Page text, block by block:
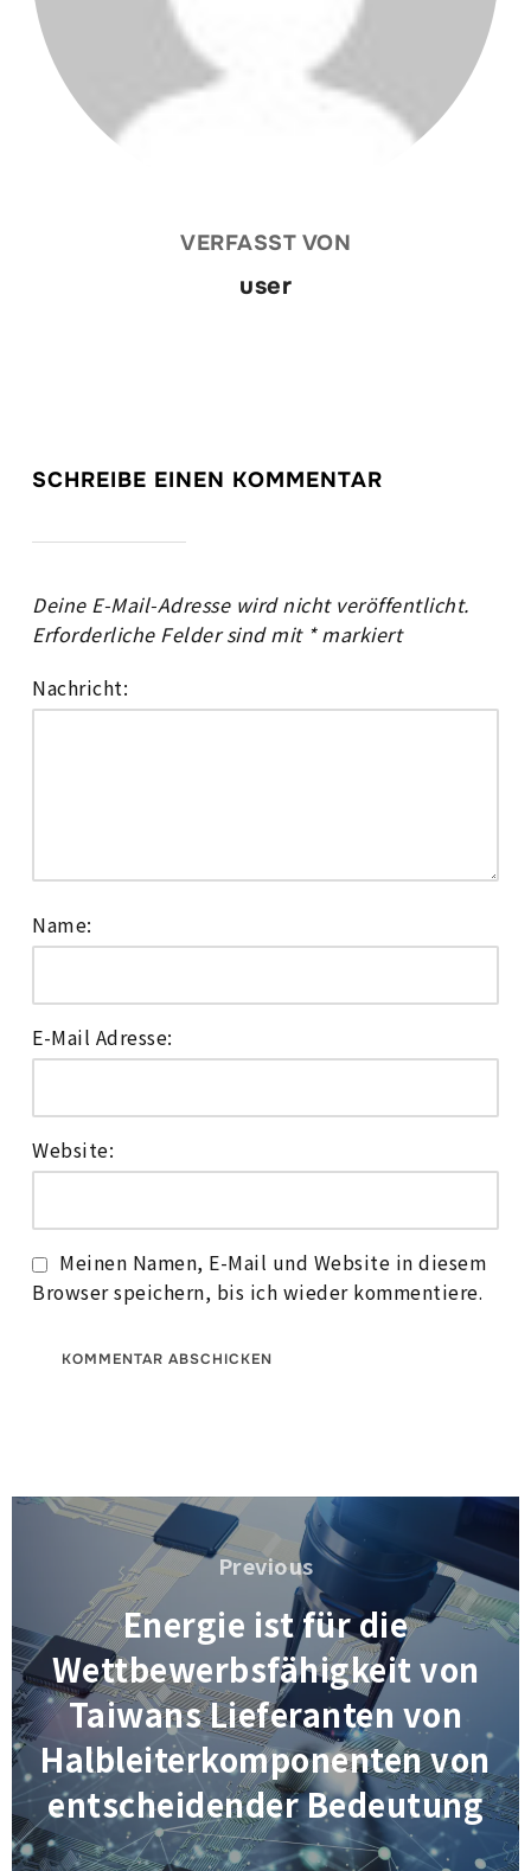
VERFASST VON
user
SCHREIBE EINEN KOMMENTAR
Deine E-Mail-Adresse wird nicht veröffentlicht.
Erforderliche Felder sind mit *markiert
Nachricht:
Name:
E-Mail Adresse:
Website:
Meinen Namen, E-Mail und Website in diesem
Browser speichern, bis ich wieder kommentiere.
Beitragsnavigation
Previous
Previous
Energie ist für die
Wettbewerbsfähigkeit von
Taiwans Lieferanten von
Halbleiterkomponenten von
entscheidender Bedeutung